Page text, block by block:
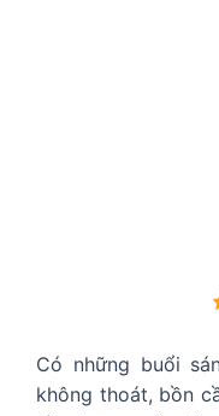
Có những buổi
không thoát, bồn